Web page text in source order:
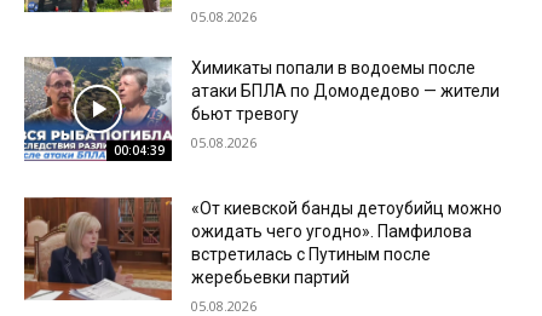
05.08.2026
00:04:39
Химикаты попали в водоемы после
атаки БПЛА по Домодедово — жители
бьют тревогу
05.08.2026
«От киевской банды детоубийц можно
ожидать чего угодно». Памфилова
встретилась с Путиным после
жеребьевки партий
05.08.2026